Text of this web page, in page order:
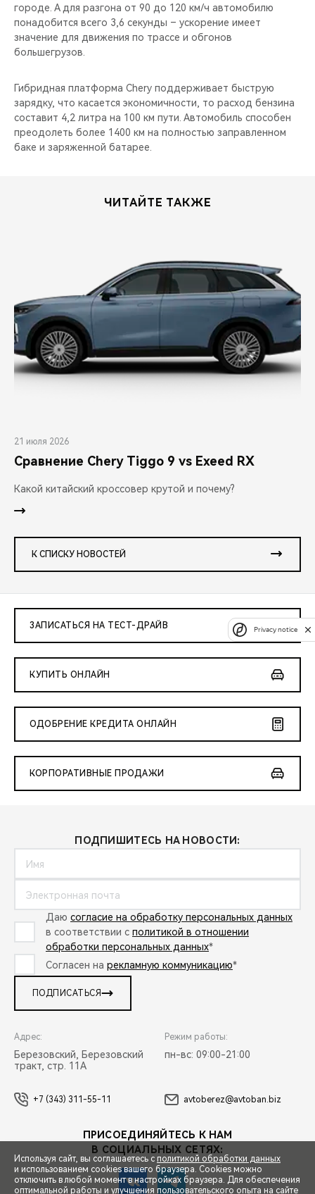
городе. А для разгона от 90 до 120 км/ч автомобилю
понадобится всего 3,6 секунды – ускорение имеет
значение для движения по трассе и обгонов
большегрузов.
Гибридная платформа Chery поддерживает быструю
зарядку, что касается экономичности, то расход бензина
составит 4,2 литра на 100 км пути. Автомобиль способен
преодолеть более 1400 км на полностью заправленном
баке и заряженной батарее.
ЧИТАЙТЕ ТАКЖЕ
21 июля 2026
Сравнение Chery Tiggo 9 vs Exeed RX
Какой китайский кроссовер крутой и почему?
К СПИСКУ НОВОСТЕЙ
ЗАПИСАТЬСЯ НА ТЕСТ-ДРАЙВ
КУПИТЬ ОНЛАЙН
ОДОБРЕНИЕ КРЕДИТА ОНЛАЙН
КОРПОРАТИВНЫЕ ПРОДАЖИ
ПОДПИШИТЕСЬ НА НОВОСТИ:
Даю согласие на обработку персональных данных
в соответствии с политикой в отношении
обработки персональных данных*
Согласен на рекламную коммуникацию*
ПОДПИСАТЬСЯ
Адрес:
Березовский, Березовский
тракт, стр. 11А
Режим работы:
пн-вс: 09:00-21:00
+7 (343) 311-55-11 avtoberez@avtoban.biz
ПРИСОЕДИНЯЙТЕСЬ К НАМ
В СОЦИАЛЬНЫХ СЕТЯХ:
Используя сайт, вы соглашаетесь с политикой обработки данных
и использованием cookies вашего браузера. Cookies можно
отключить в любой момент в настройках браузера. Для обеспечения
оптимальной работы и улучшения пользовательского опыта на сайте
Privacy notice